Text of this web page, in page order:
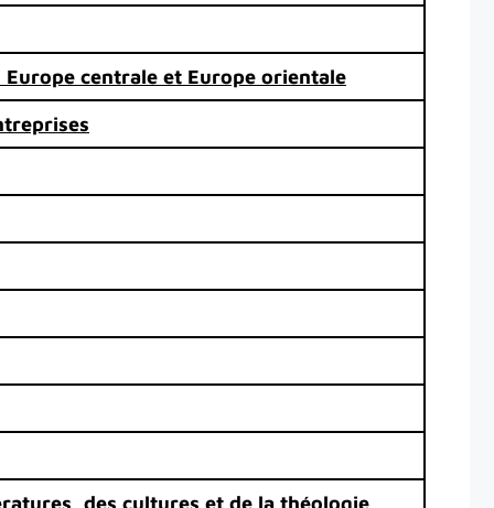
centrale et Europe orientale
des cultures et de la théologie